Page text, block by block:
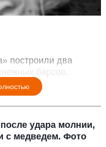
построили два
барсов.
удара молнии,
с медведем. Фото